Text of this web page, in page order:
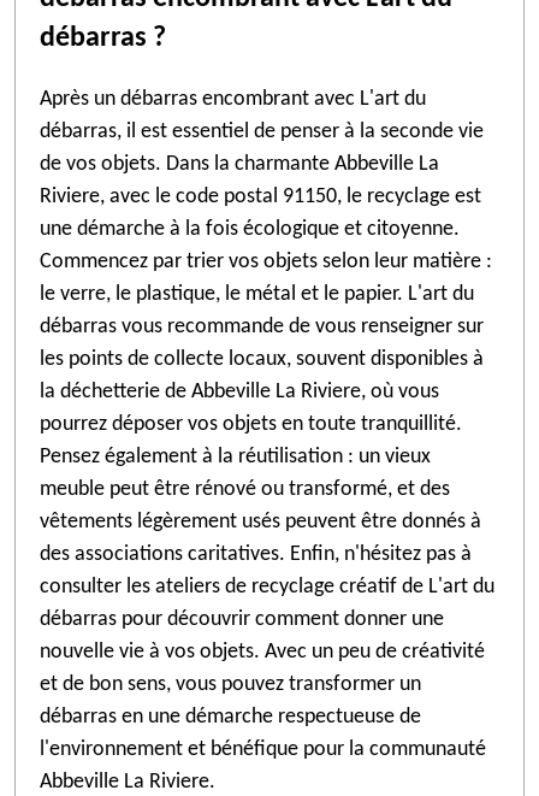
débarras ?
Après un débarras encombrant avec L'art du
débarras, il est essentiel de penser à la seconde vie
de vos objets. Dans la charmante Abbeville La
Riviere, avec le code postal 91150, le recyclage est
une démarche à la fois écologique et citoyenne.
Commencez par trier vos objets selon leur matière :
le verre, le plastique, le métal et le papier. L'art du
débarras vous recommande de vous renseigner sur
les points de collecte locaux, souvent disponibles à
la déchetterie de Abbeville La Riviere, où vous
pourrez déposer vos objets en toute tranquillité.
Pensez également à la réutilisation : un vieux
meuble peut être rénové ou transformé, et des
vêtements légèrement usés peuvent être donnés à
des associations caritatives. Enfin, n'hésitez pas à
consulter les ateliers de recyclage créatif de L'art du
débarras pour découvrir comment donner une
nouvelle vie à vos objets. Avec un peu de créativité
et de bon sens, vous pouvez transformer un
débarras en une démarche respectueuse de
l'environnement et bénéfique pour la communauté
Abbeville La Riviere.